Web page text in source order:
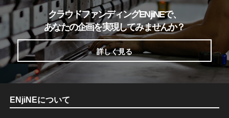
クラウドファンディングENjiNEで、
あなたの企画を実現してみませんか？
詳しく見る
ENjiNEについて